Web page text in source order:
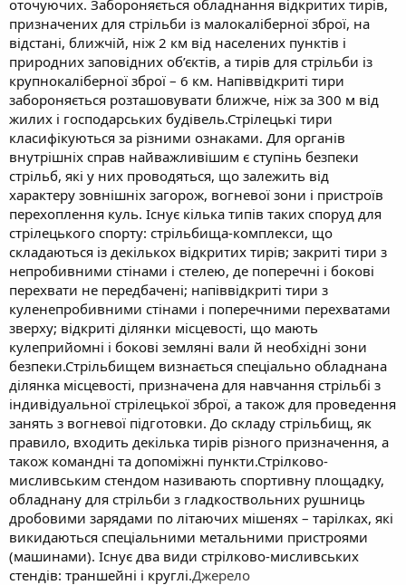
оточуючих. Забороняється обладнання відкритих тирів,
призначених для стрільби із малокаліберної зброї, на
відстані, ближчій, ніж 2 км від населених пунктів і
природних заповідних об’єктів, а тирів для стрільби із
крупнокаліберної зброї – 6 км. Напіввідкриті тири
забороняється розташовувати ближче, ніж за 300 м від
жилих і господарських будівель.Стрілецькі тири
класифікуються за різними ознаками. Для органів
внутрішніх справ найважливішим є ступінь безпеки
стрільб, які у них проводяться, що залежить від
характеру зовнішніх загорож, вогневої зони і пристроїв
перехоплення куль. Існує кілька типів таких споруд для
стрілецького спорту: стрільбища-комплекси, що
складаються із декількох відкритих тирів; закриті тири з
непробивними стінами і стелею, де поперечні і бокові
перехвати не передбачені; напіввідкриті тири з
куленепробивними стінами і поперечними перехватами
зверху; відкриті ділянки місцевості, що мають
кулеприйомні і бокові земляні вали й необхідні зони
безпеки.Стрільбищем визнається спеціально обладнана
ділянка місцевості, призначена для навчання стрільбі з
індивідуальної стрілецької зброї, а також для проведення
занять з вогневої підготовки. До складу стрільбищ, як
правило, входить декілька тирів різного призначення, а
також командні та допоміжні пункти.Стрілково-
мисливським стендом називають спортивну площадку,
обладнану для стрільби з гладкоствольних рушниць
дробовими зарядами по літаючих мішенях – тарілках, які
викидаються спеціальними метальними пристроями
(машинами). Існує два види стрілково-мисливських
стендів: траншейні і круглі.Джерело